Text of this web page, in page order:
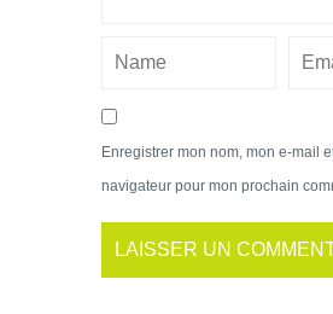
Enregistrer mon nom, mon e-mail
navigateur pour mon prochain